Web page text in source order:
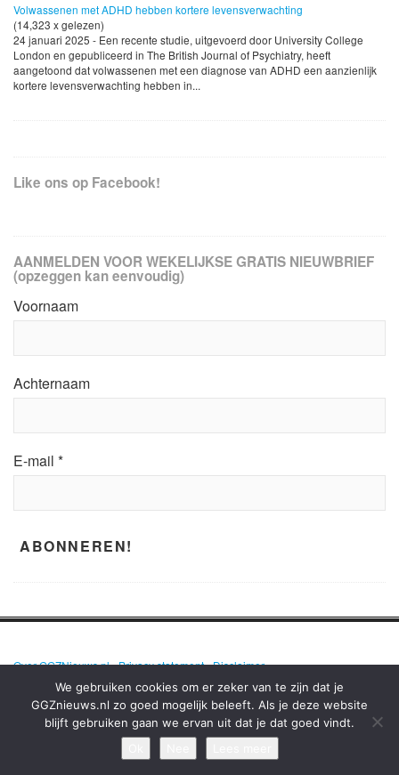
Volwassenen met ADHD hebben kortere levensverwachting
(14,323 x gelezen)
24 januari 2025 - Een recente studie, uitgevoerd door University College
London en gepubliceerd in The British Journal of Psychiatry, heeft
aangetoond dat volwassenen met een diagnose van ADHD een aanzienlijk
kortere levensverwachting hebben in...
Like ons op Facebook!
AANMELDEN VOOR WEKELIJKSE GRATIS NIEUWBRIEF
(opzeggen kan eenvoudig)
Voornaam
Achternaam
E-mail *
Over GGZNieuws.nl•Privacy statement•Disclaimer
GGZNIEUWS.NL – ELKE DAG HET NIEUWS OVER MENTALE GEZONDHEID
EN DE GGZ OP EEN RIJ!
We gebruiken cookies om er zeker van te zijn dat je
GGZnieuws.nl zo goed mogelijk beleeft. Als je deze website
blijft gebruiken gaan we ervan uit dat je dat goed vindt.